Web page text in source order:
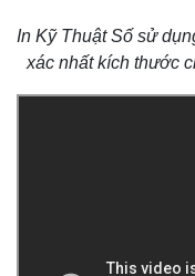
In Kỹ Thuật Số sử
xác nhất kích thước